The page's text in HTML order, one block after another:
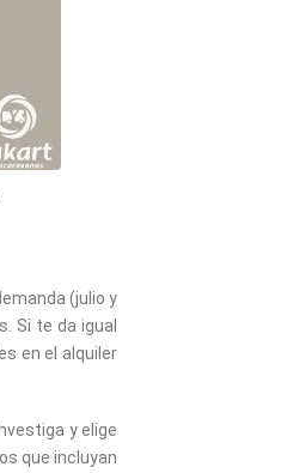
(julio y
Si te da igual
en el alquiler
y elige
que incluyan